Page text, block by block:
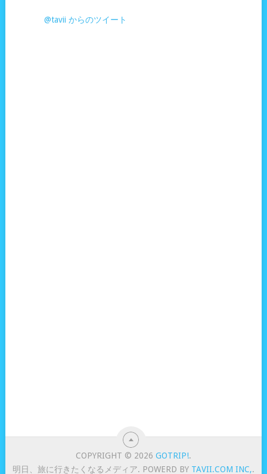
@tavii からのツイート
COPYRIGHT © 2026GOTRIP!.
明日、旅に行きたくなるメディア. POWERD BY TAVII.COM INC,.